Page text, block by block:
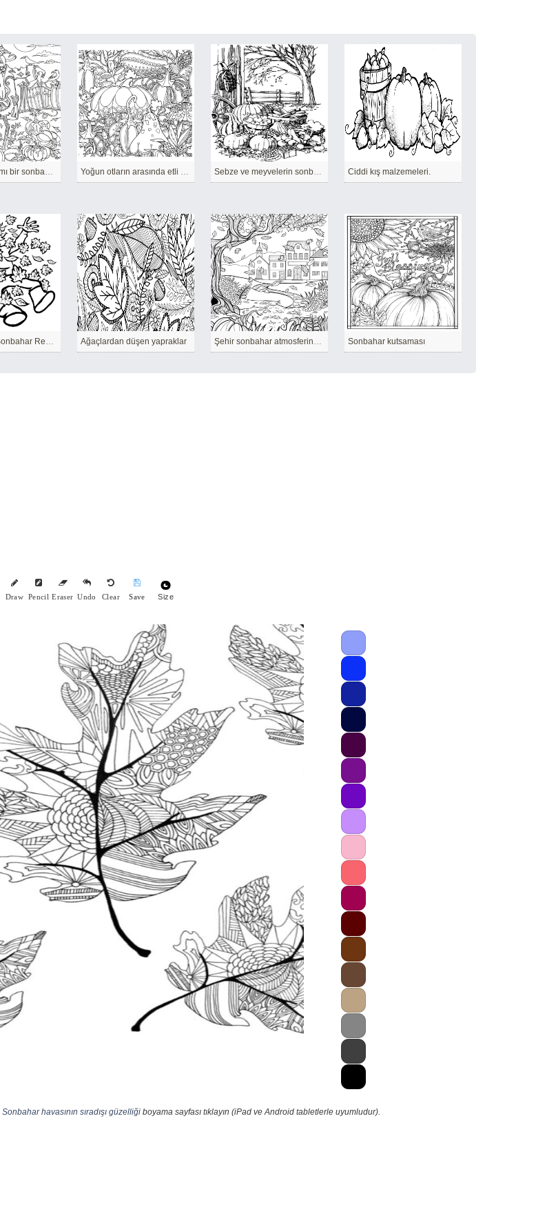
Cadılar Bayramı bir sonbahar tatilidir. Yoğun otların arasında etli kabaklar Sebze ve meyvelerin sonbahar hasadı. Ciddi kış malzemeleri.
Yazdırılabilir Sonbahar Resim Ağaçlardan düşen yapraklar Şehir sonbahar atmosferine gömüldü. Sonbahar kutsaması
Draw Pencil Eraser Undo Clear Save Size
Sonbahar havasının sıradışı güzelliğiboyama sayfası tıklayın (iPad ve Android tabletlerle uyumludur).